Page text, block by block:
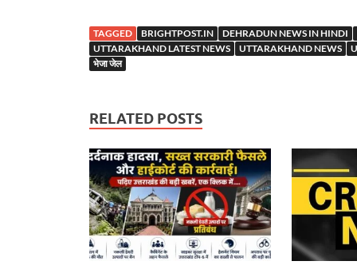
e
b
o
k
itt
er
er
es
at
s
k
e
e
gr
se
n e
TAGGED BRIGHTPOST.IN DEHRADUN NEWS IN HINDI
UTTARAKHAND LATEST NEWS
UTTARAKHAND NEWS
भेजा जेल
RELATED POSTS